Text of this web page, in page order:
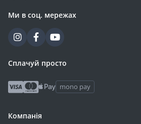
Ми в соц. мережах
Сплачуй просто
mono pay
Компанія